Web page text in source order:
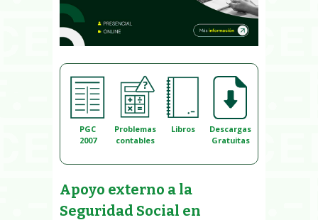
PGC
2007
Problemas
contables
Libros
Descargas
Gratuitas
Apoyo externo a la
Seguridad Social en